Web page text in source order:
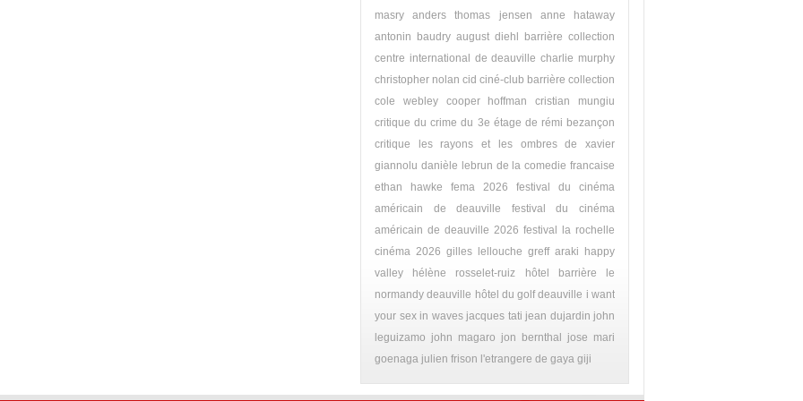
masry
anders thomas jensen
anne hataway
antonin baudry august diehl
barrière collection
centre international de deauville charlie murphy
christopher nolan cid ciné-club barrière collection
cole webley
cooper hoffman
cristian mungiu
critique du crime du 3e étage de rémi bezançon
critique les rayons et les ombres de xavier
giannolu danièle lebrun de la comedie francaise
ethan hawke
fema 2026
festival du cinéma
américain de deauville
festival du cinéma
américain de deauville 2026 festival la rochelle
cinéma 2026 gilles lellouche greff araki
happy
valley
hélène rosselet-ruiz
hôtel barrière le
normandy deauville hôtel du golf deauville i want
your sex in waves jacques tati jean dujardin john
leguizamo john magaro jon bernthal
jose mari
goenaga julien frison l'etrangere de gaya giji